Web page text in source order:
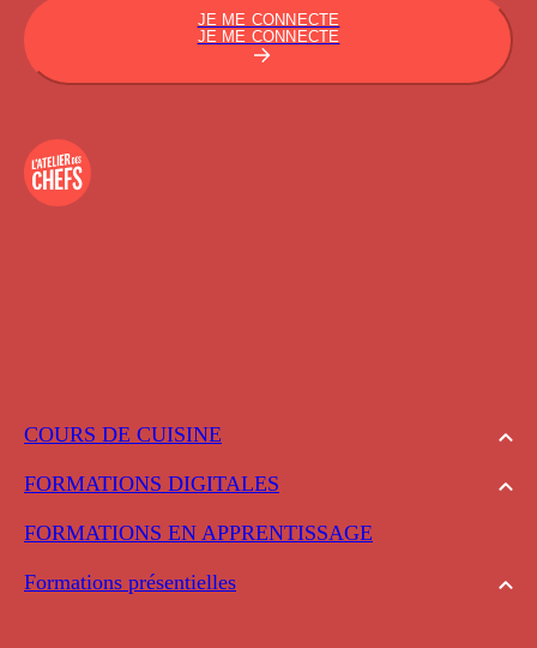
COURS DE CUISINE
FORMATIONS DIGITALES
FORMATIONS EN APPRENTISSAGE
Formations présentielles
JE ME CONNECTE
JE ME CONNECTE